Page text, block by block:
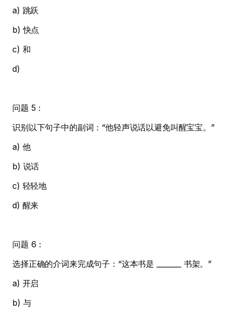
a) 跳跃
b) 快点
c) 和
d)
问题 5：
识别以下句子中的副词：“他轻声说话以避免叫醒宝宝。”
a) 他
b) 说话
c) 轻轻地
d) 醒来
问题 6：
选择正确的介词来完成句子：“这本书是 _______ 书架。”
a) 开启
b) 与